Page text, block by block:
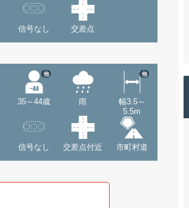
信号なし 交差点
35～44歳
他
雨
幅3.5～
5.5m
他
信号なし 交差点付近 市町村道